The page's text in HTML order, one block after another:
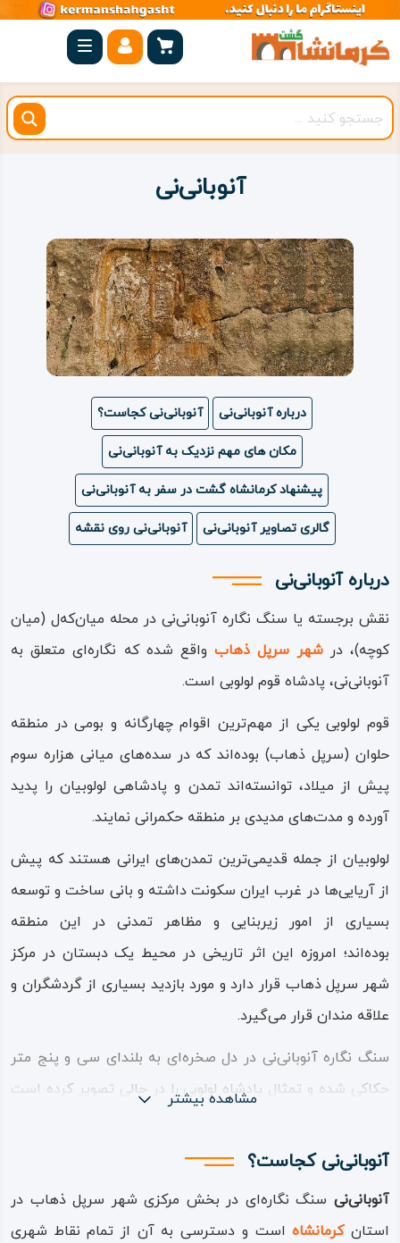
صفحه
اصلی
کرمانشاه
شهرستان
روستاهای
اقامتگاه
آنوبانی‌نی
درباره آنوبانی‌نی آنوبانی‌نی کجاست؟
مکان های مهم نزدیک به آنوبانی‌نی
پیشنهاد کرمانشاه گشت در سفر به آنوبانی‌نی
گالری تصاویر آنوبانی‌نی آنوبانی‌نی روی نقشه
درباره آنوبانی‌نی
نقش برجسته یا سنگ نگاره آنوبانی‌نی در محله میان‌که‌ل (میان
کوچه)، درشهر سرپل ذهابواقع شده که نگاره‌ای متعلق به
آنوبانی‌نی، پادشاه قوم لولوبی است.
قوم لولوبی یکی از مهم‌ترین اقوام چهارگانه و بومی در منطقه
حلوان (سرپل ذهاب) بوده‌اند که در سده‌‌های میانی هزاره سوم
پیش از میلاد، توانسته‌اند تمدن و پادشاهی لولوبیان را پدید
آورده و مدت‌های مدیدی بر منطقه حکمرانی نمایند.
لولوبیان از جمله قدیمی‌ترین تمدن‌های ایرانی هستند که پیش
از آریایی‌ها در غرب ایران سکونت داشته و بانی ساخت و توسعه
بسیاری از امور زیربنایی و مظاهر تمدنی در این منطقه
بوده‌اند؛ امروزه این اثر تاریخی در محیط یک دبستان در مرکز
شهر سرپل ذهاب قرار دارد و مورد بازدید بسیاری از گردشگران و
علاقه مندان قرار می‌گیرد.
سنگ نگاره آنوبانی‌نی در دل صخره‌ای به بلندای سی ‌و پنج متر
حکاکی شده و تمثال پادشاه لولوبی را در حالی تصویر کرده است
دست دو اسیر دیگر را از ایزد‌بانوی اینانا تحویل می‌گیرد.
شمایل و چهره شش نفر اسیر دیگر در زیر تمثال پادشاه نقش
بسته است که همگی برهنه بوده و دست‌هایشان را از پشت
مشاهده بیشتر
آنوبانی‌نی کجاست؟
آنوبانی‌نی سنگ نگاره‌ای در بخش مرکزی شهر سرپل‌ ذهاب در
استانکرمانشاهاست و دسترسی به آن از تمام نقاط شهری